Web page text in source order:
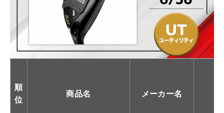
順
位
商品名 メーカー名